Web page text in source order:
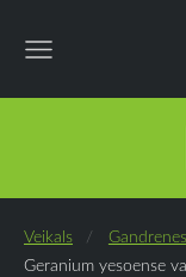
Veikals
Gandrenes
Geranium yesoense